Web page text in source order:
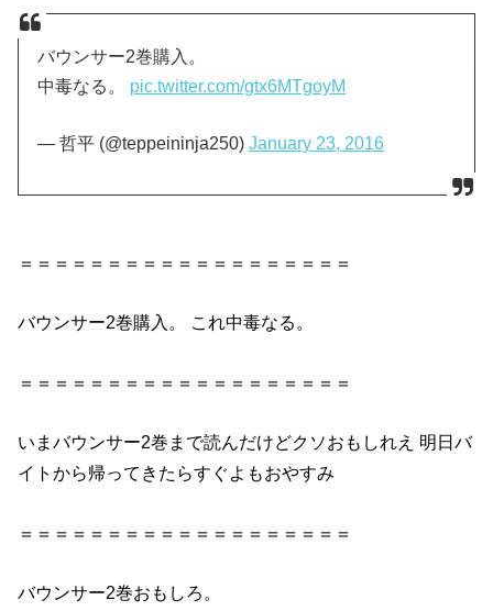
バウンサー2巻購入。
中毒なる。 pic.twitter.com/gtx6MTgoyM
— 哲平 (@teppeininja250)January 23, 2016
＝＝＝＝＝＝＝＝＝＝＝＝＝＝＝＝＝＝＝
バウンサー2巻購入。 これ中毒なる。
＝＝＝＝＝＝＝＝＝＝＝＝＝＝＝＝＝＝＝
いまバウンサー2巻 まで読んだけどクソおもしれえ 明日バ
イトから帰ってきたらすぐよもおやすみ
＝＝＝＝＝＝＝＝＝＝＝＝＝＝＝＝＝＝＝
バウンサー2巻おもしろ。